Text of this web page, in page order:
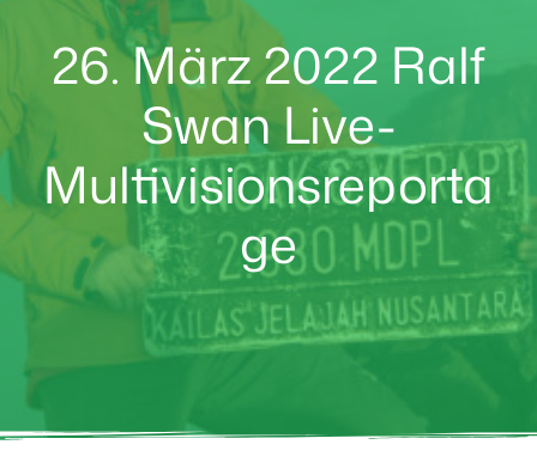
26. März 2022 Ralf
Swan Live-
Multivisionsreporta
ge